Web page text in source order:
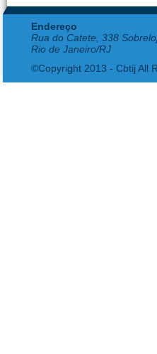
Endereço
Rua do Catete, 338
Rio de Janeiro/RJ
©Copyright 2013 - Cbtij All